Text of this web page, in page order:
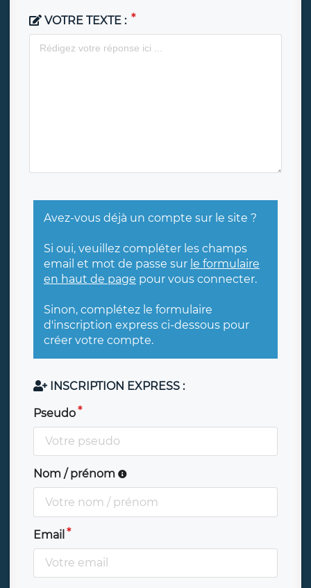
VOTRE TEXTE :
Avez-vous déjà un compte sur le site ?
Si oui, veuillez compléter les champs
email et mot de passe sur le formulaire
en haut de page pour vous connecter.
Sinon, complétez le formulaire
d'inscription express ci-dessous pour
créer votre compte.
INSCRIPTION EXPRESS :
Pseudo
Nom / prénom
Email